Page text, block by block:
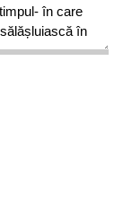
în care
în